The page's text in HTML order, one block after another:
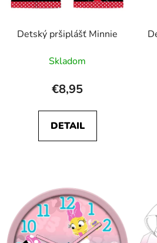
Detský pršiplášť Minnie
Skladom
€8,95
DETAIL